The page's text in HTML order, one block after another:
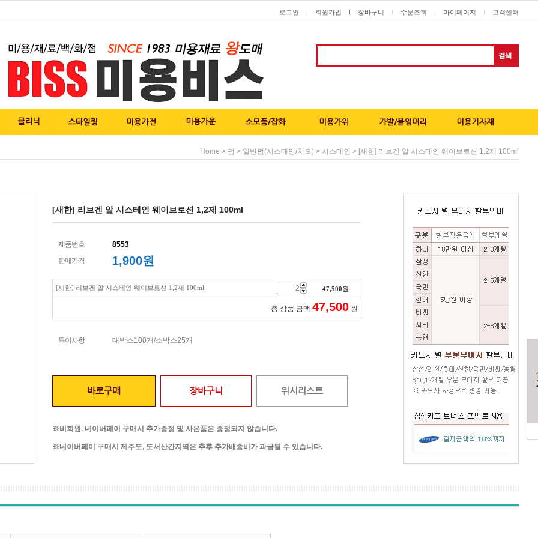
로그인 회원가입 ㅣ 장바구니 주문조회 마이페이지 고객센터
Home > 펌 > 일반펌(시스테인/치오) > 시스테인 > [새한] 리브겐 알 시스테인 웨이브로션 1,2제 100ml
[새한] 리브겐 알 시스테인 웨이브로션 1,2제 100ml
제품번호
8553
판매가격
1,900원
[새한] 리브겐 알 시스테인 웨이브로션 1,2제 100ml 47,500원
총 상품 금액 47,500 원
특이사항 대박스100개/소박스25개
바로구매 장바구니 위시리스트
※비회원, 네이버페이 구매시 추가증정 및 사은품은 증정되지 않습니다.
※네이버페이 구매시 제주도, 도서산간지역은 추후 추가배송비가 과금될 수 있습니다.